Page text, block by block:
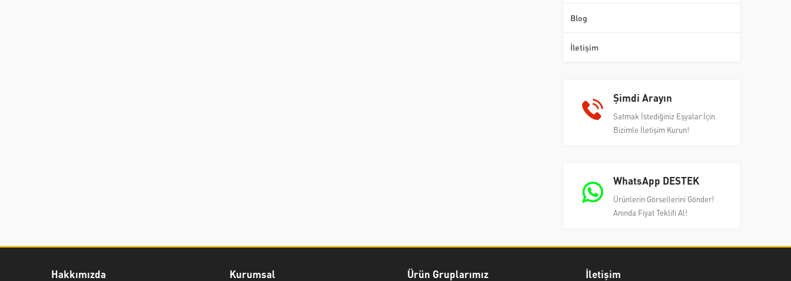
Blog
İletişim
Şimdi Arayın
Satmak İstediğiniz Eşyalar İçin
Bizimle İletişim Kurun!
WhatsApp DESTEK
Ürünlerin Görsellerini Gönder!
Anında Fiyat Teklifi Al!
Hakkımızda Kurumsal Ürün Gruplarımız İletişim